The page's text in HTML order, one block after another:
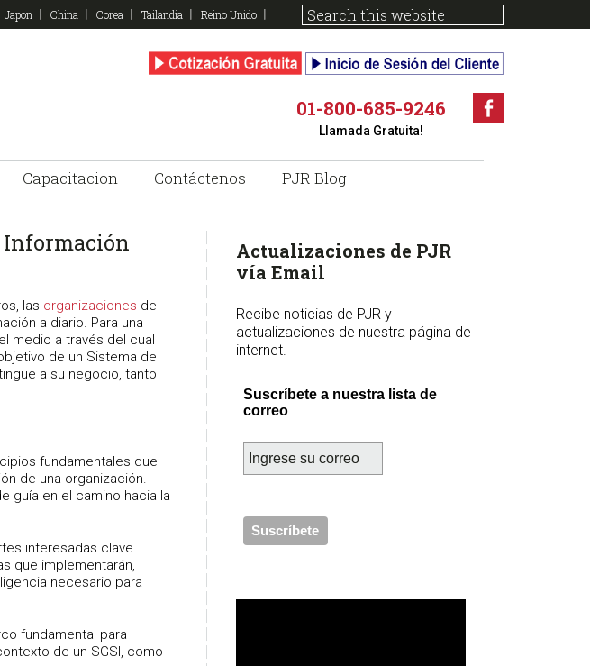
Japon China Corea Tailandia Reino Unido
01-800-685-9246
Llamada Gratuita!
Capacitacion Contáctenos PJR Blog
Información
las organizaciones de
a diario. Para una
medio a través del cual
de un Sistema de
a su negocio, tanto
fundamentales que
de una organización.
guía en el camino hacia la
interesadas clave
que implementarán,
necesario para
fundamental para
de un SGSI, como
sidebar
Page
Sidebar
Actualizaciones de PJR
vía Email
Recibe noticias de PJR y
actualizaciones de nuestra página de
internet.
Suscríbete a nuestra lista de
correo